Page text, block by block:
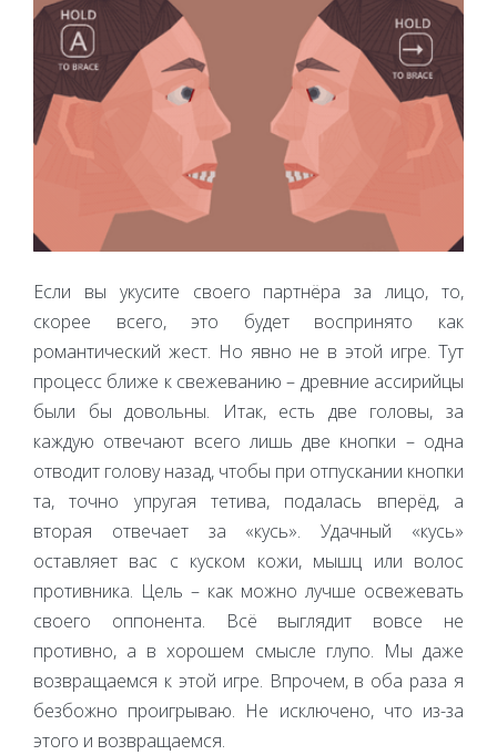
Если вы укусите своего партнёра за лицо, то,
скорее всего, это будет воспринято как
романтический жест. Но явно не в этой игре. Тут
процесс ближе к свежеванию – древние ассирийцы
были бы довольны. Итак, есть две головы, за
каждую отвечают всего лишь две кнопки – одна
отводит голову назад, чтобы при отпускании кнопки
та, точно упругая тетива, подалась вперёд, а
вторая отвечает за «кусь». Удачный «кусь»
оставляет вас с куском кожи, мышц или волос
противника. Цель – как можно лучше освежевать
своего оппонента. Всё выглядит вовсе не
противно, а в хорошем смысле глупо. Мы даже
возвращаемся к этой игре. Впрочем, в оба раза я
безбожно проигрываю. Не исключено, что из-за
этого и возвращаемся.